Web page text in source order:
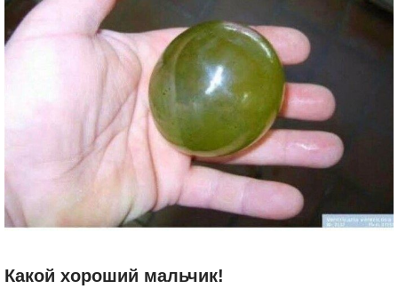
Какой хороший мальчик!